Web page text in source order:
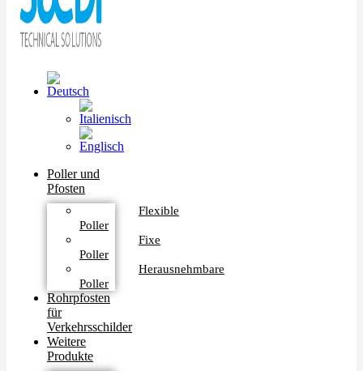
Poller und
Pfosten
Flexible
Poller
Fixe
Poller
Herausnehmbare
Poller
Rohrpfosten
für
Verkehrsschilder
Weitere
Produkte